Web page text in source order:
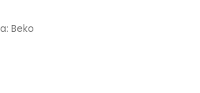
Beko